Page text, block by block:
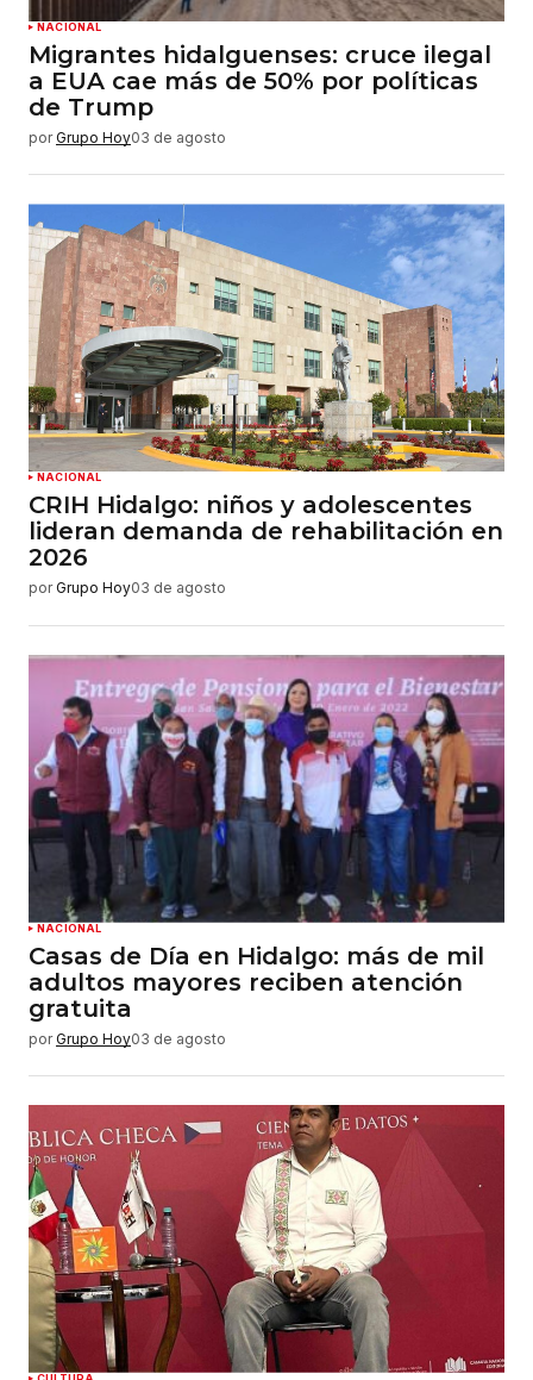
NACIONAL
Migrantes hidalguenses: cruce ilegal
a EUA cae más de 50% por políticas
de Trump
por Grupo Hoy03 de agosto
NACIONAL
CRIH Hidalgo: niños y adolescentes
lideran demanda de rehabilitación en
2026
por Grupo Hoy03 de agosto
NACIONAL
Casas de Día en Hidalgo: más de mil
adultos mayores reciben atención
gratuita
por Grupo Hoy03 de agosto